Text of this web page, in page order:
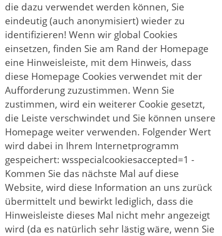
die dazu verwendet werden können, Sie
eindeutig (auch anonymisiert) wieder zu
identifizieren! Wenn wir global Cookies
einsetzen, finden Sie am Rand der Homepage
eine Hinweisleiste, mit dem Hinweis, dass
diese Homepage Cookies verwendet mit der
Aufforderung zuzustimmen. Wenn Sie
zustimmen, wird ein weiterer Cookie gesetzt,
die Leiste verschwindet und Sie können unsere
Homepage weiter verwenden. Folgender Wert
wird dabei in Ihrem Internetprogramm
gespeichert: wsspecialcookiesaccepted=1 -
Kommen Sie das nächste Mal auf diese
Website, wird diese Information an uns zurück
übermittelt und bewirkt lediglich, dass die
Hinweisleiste dieses Mal nicht mehr angezeigt
wird (da es natürlich sehr lästig wäre, wenn Sie